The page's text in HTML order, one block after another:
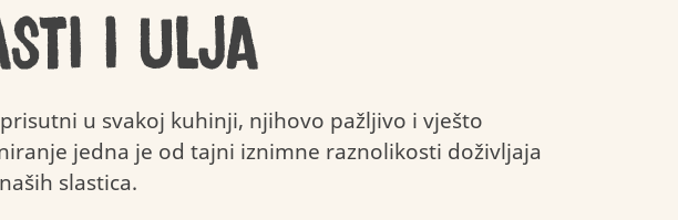
i ulja
u svakoj kuhinji, njihovo pažljivo i vješto
jedna je od tajni iznimne raznolikosti doživljaja
slastica.